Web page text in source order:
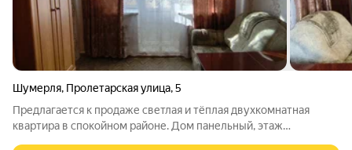
Шумерля, Пролетарская улица,5
Предлагается к продаже светлая и тёплая двухкомнатная
квартира в спокойном районе. Дом панельный, этаж